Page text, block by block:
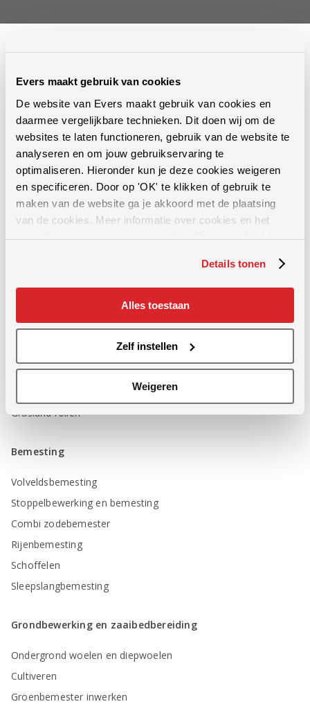
Evers maakt gebruik van cookies
De website van Evers maakt gebruik van cookies en
daarmee vergelijkbare technieken. Dit doen wij om de
websites te laten functioneren, gebruik van de website te
analyseren en om jouw gebruikservaring te
optimaliseren. Hieronder kun je deze cookies weigeren
en specificeren. Door op 'OK' te klikken of gebruik te
maken van de website ga je akkoord met de plaatsing
van de cookies. Meer informatie over cookies en het
gebruik van persoonsgegevens door Evers vind jehier.
Details tonen
Alles toestaan
Zelf instellen
Weigeren
Al meer dan 60 jaar bieden wij oplossingen op het gebied van
bodembewerking, mestinwerking en graslandonderhoud.
Graslandverzorging
Groenbemester inwerken
Grasland beluchten
Wiedeg en frontwiedeg
Grasland doorzaaien - verjongen
Grasland rollen
Bemesting
Volveldsbemesting
Stoppelbewerking en bemesting
Combi zodebemester
Rijenbemesting
Schoffelen
Sleepslangbemesting
Grondbewerking en zaaibedbereiding
Ondergrond woelen en diepwoelen
Cultiveren
Groenbemester inwerken